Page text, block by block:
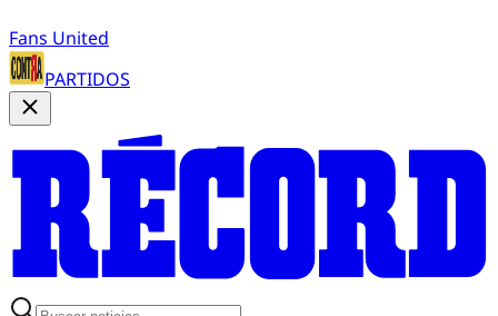
Fans United
PARTIDOS